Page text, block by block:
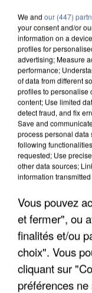
APRÈS
DE FAUNE
We and our (447)
your consent and/or
information on a
profiles for
advertising; Measure
performance;
of data from different
profiles to personalise
content; Use limited
detect fraud, and fix
Save and
process personal data
following
requested; Use
other data sources;
information
Vous pouvez
et fermer", ou
finalités et/ou
choix". Vous
cliquant sur
préférences